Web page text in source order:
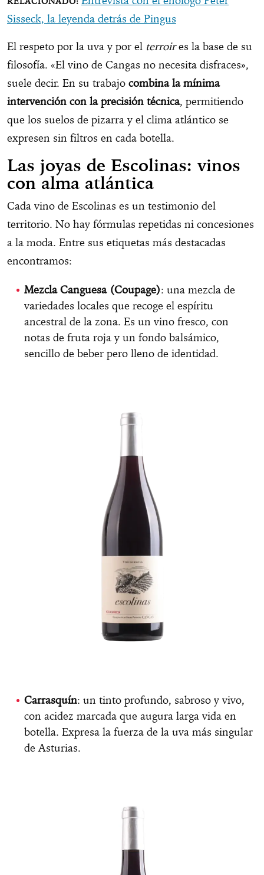
Sisseck, la leyenda detrás de Pingus
El respeto por la uva y por el terroires la base de su
filosofía. «El vino de Cangas no necesita disfraces»,
suele decir. En su trabajo combina la mínima
intervención con la precisión técnica, permitiendo
que los suelos de pizarra y el clima atlántico se
expresen sin filtros en cada botella.
Las joyas de Escolinas: vinos
con alma atlántica
Cada vino de Escolinas es un testimonio del
territorio. No hay fórmulas repetidas ni concesiones
a la moda. Entre sus etiquetas más destacadas
encontramos:
Mezcla Canguesa (Coupage): una mezcla de
variedades locales que recoge el espíritu
ancestral de la zona. Es un vino fresco, con
notas de fruta roja y un fondo balsámico,
sencillo de beber pero lleno de identidad.
Carrasquín: un tinto profundo, sabroso y vivo,
con acidez marcada que augura larga vida en
botella. Expresa la fuerza de la uva más singular
de Asturias.